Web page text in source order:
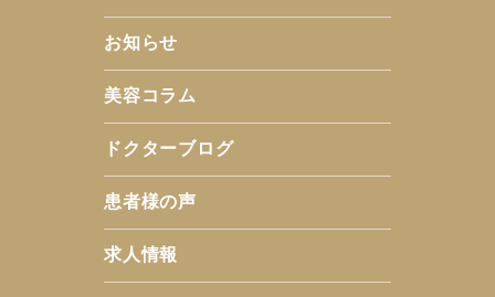
お知らせ
美容コラム
ドクターブログ
患者様の声
求人情報